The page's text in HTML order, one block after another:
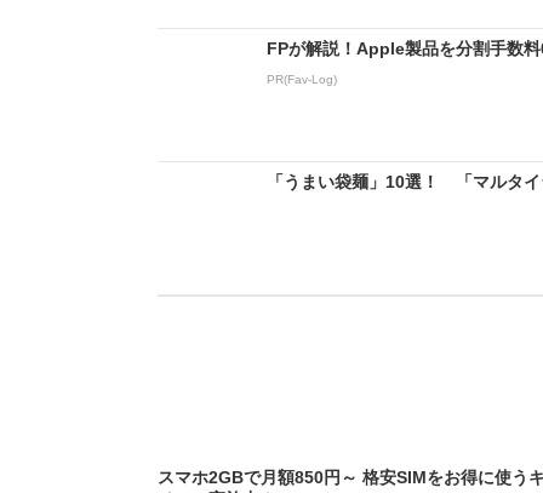
FPが解説！Apple製品を分割手数
PR(Fav-Log)
「うまい袋麺」10選！ 「マルタ
スマホ2GBで月額850円～ 格安SIMをお得に使う